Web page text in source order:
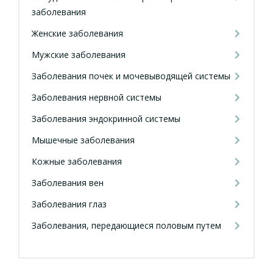
заболевания
Женские заболевания
Мужские заболевания
Заболевания почек и мочевыводящей системы
Заболевания нервной системы
Заболевания эндокринной системы
Мышечные заболевания
Кожные заболевания
Заболевания вен
Заболевания глаз
Заболевания, передающиеся половым путем